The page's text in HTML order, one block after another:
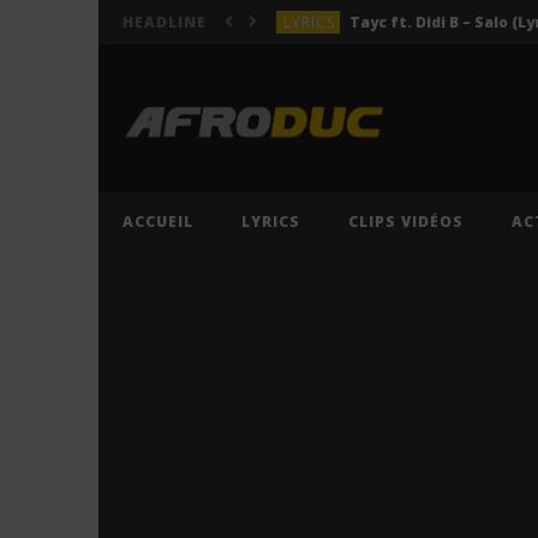
HEADLINE LYRICS Tayc ft. Didi B – Salo
LYRICS
LYRICS Tayc ft. Didi B – Salo
ACCUEIL LYRICS CLIPS VIDÉOS